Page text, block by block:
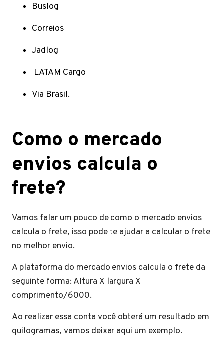
Buslog
Correios
Jadlog
LATAM Cargo
Via Brasil.
Como o mercado
envios calcula o
frete?
Vamos falar um pouco de como o mercado envios
calcula o frete, isso pode te ajudar a calcular o frete
no melhor envio.
A plataforma do mercado envios calcula o frete da
seguinte forma: Altura X largura X
comprimento/6000.
Ao realizar essa conta você obterá um resultado em
quilogramas, vamos deixar aqui um exemplo.